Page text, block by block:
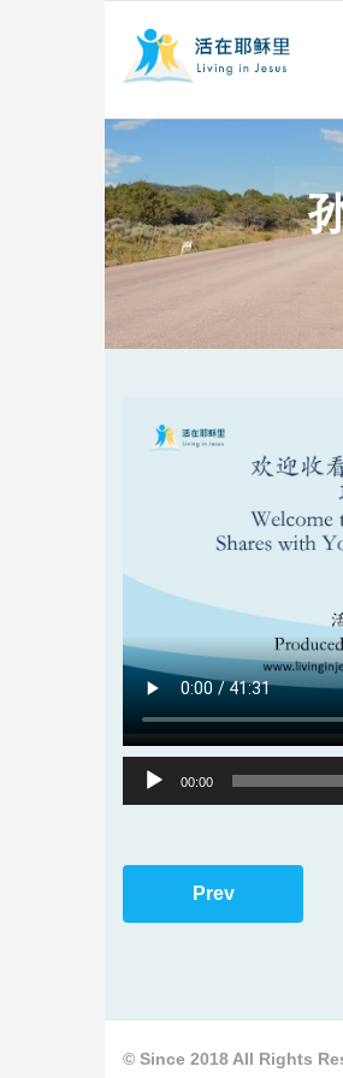
00:00
Prev
© Since 2018 All Rights